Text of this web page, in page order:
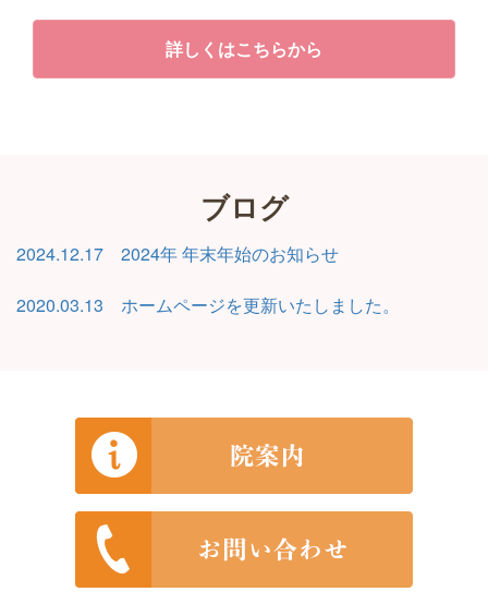
詳しくはこちらから
ブログ
2024.12.17 2024年 年末年始のお知らせ
2020.03.13 ホームページを更新いたしました。